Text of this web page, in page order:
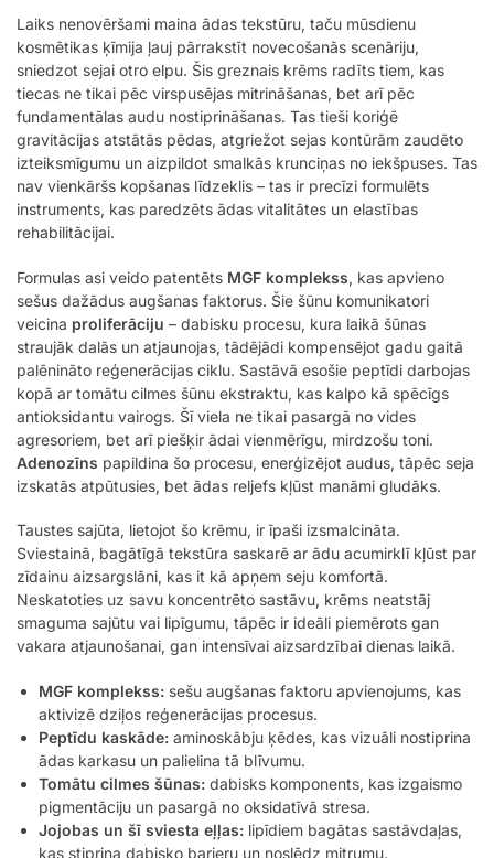
Laiks nenovēršami maina ādas tekstūru, taču mūsdienu
kosmētikas ķīmija ļauj pārrakstīt novecošanās scenāriju,
sniedzot sejai otro elpu. Šis greznais krēms radīts tiem, kas
tiecas ne tikai pēc virspusējas mitrināšanas, bet arī pēc
fundamentālas audu nostiprināšanas. Tas tieši koriģē
gravitācijas atstātās pēdas, atgriežot sejas kontūrām zaudēto
izteiksmīgumu un aizpildot smalkās krunciņas no iekšpuses. Tas
nav vienkāršs kopšanas līdzeklis – tas ir precīzi formulēts
instruments, kas paredzēts ādas vitalitātes un elastības
rehabilitācijai.
Formulas asi veido patentēts MGF komplekss, kas apvieno
sešus dažādus augšanas faktorus. Šie šūnu komunikatori
veicina proliferāciju – dabisku procesu, kura laikā šūnas
straujāk dalās un atjaunojas, tādējādi kompensējot gadu gaitā
palēnināto reģenerācijas ciklu. Sastāvā esošie peptīdi darbojas
kopā ar tomātu cilmes šūnu ekstraktu, kas kalpo kā spēcīgs
antioksidantu vairogs. Šī viela ne tikai pasargā no vides
agresoriem, bet arī piešķir ādai vienmērīgu, mirdzošu toni.
Adenozīns papildina šo procesu, enerģizējot audus, tāpēc seja
izskatās atpūtusies, bet ādas reljefs kļūst manāmi gludāks.
Taustes sajūta, lietojot šo krēmu, ir īpaši izsmalcināta.
Sviestainā, bagātīgā tekstūra saskarē ar ādu acumirklī kļūst par
zīdainu aizsargslāni, kas it kā apņem seju komfortā.
Neskatoties uz savu koncentrēto sastāvu, krēms neatstāj
smaguma sajūtu vai lipīgumu, tāpēc ir ideāli piemērots gan
vakara atjaunošanai, gan intensīvai aizsardzībai dienas laikā.
MGF komplekss: sešu augšanas faktoru apvienojums, kas
aktivizē dziļos reģenerācijas procesus.
Peptīdu kaskāde: aminoskābju ķēdes, kas vizuāli nostiprina
ādas karkasu un palielina tā blīvumu.
Tomātu cilmes šūnas: dabisks komponents, kas izgaismo
pigmentāciju un pasargā no oksidatīvā stresa.
Jojobas un šī sviesta eļļas: lipīdiem bagātas sastāvdaļas,
kas stiprina dabisko barjeru un noslēdz mitrumu.